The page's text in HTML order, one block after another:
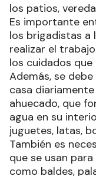
los patios,
Es importante
los brigadistas a
realizar el
los cuidados
Además, se
casa
ahuecado, que
agua en su
juguetes, latas,
También es
que se usan
como baldes,